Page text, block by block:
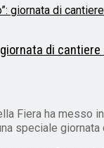
giornata di
Fiera ha messo
speciale giornata